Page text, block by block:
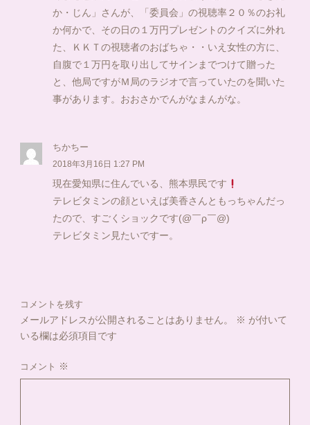
か・じん」さんが、「委員会」の視聴率２０％のお礼
か何かで、その日の１万円プレゼントのクイズに外れ
た、ＫＫＴの視聴者のおばちゃ・・いえ女性の方に、
自腹で１万円を取り出してサインまでつけて贈った
と、他局ですがＭ局のラジオで言っていたのを聞いた
事があります。おおさかでんがなまんがな。
ちかちー
2018年3月16日 1:27 PM
現在愛知県に住んでいる、熊本県民です
テレビタミンの顔といえば美香さんともっちゃんだっ
たので、すごくショックです(@￣ρ￣@)
テレビタミン見たいですー。
コメントを残す
メールアドレスが公開されることはありません。 ※ が付いて
いる欄は必須項目です
コメント ※